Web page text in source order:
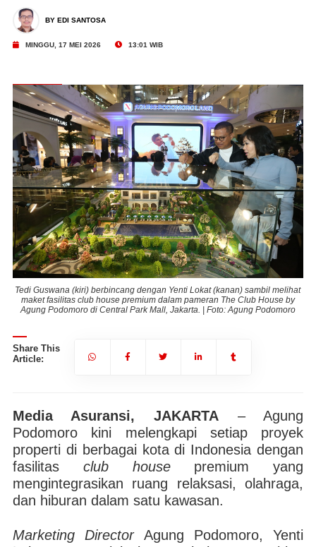
BY EDI SANTOSA
MINGGU, 17 MEI 2026 13:01 WIB
Tedi Guswana (kiri) berbincang dengan Yenti Lokat (kanan) sambil melihat
maket fasilitas club house premium dalam pameran The Club House by
Agung Podomoro di Central Park Mall, Jakarta. | Foto: Agung Podomoro
Share This
Article:
Media Asuransi, JAKARTA – Agung
Podomoro kini melengkapi setiap proyek
properti di berbagai kota di Indonesia dengan
fasilitas club housepremium yang
mengintegrasikan ruang relaksasi, olahraga,
dan hiburan dalam satu kawasan.
Marketing DirectorAgung Podomoro, Yenti